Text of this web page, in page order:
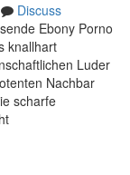
Discuss
Ebony Porno
knallhart
Luder
Nachbar
scharfe